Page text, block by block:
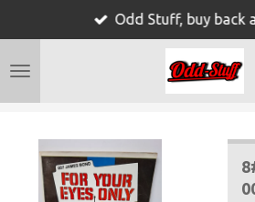
naar
Odd Stuff, buy back